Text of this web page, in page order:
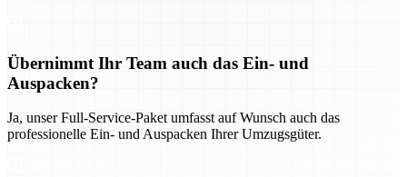
Übernimmt Ihr Team auch das Ein- und
Auspacken?
Ja, unser Full-Service-Paket umfasst auf Wunsch auch das
professionelle Ein- und Auspacken Ihrer Umzugsgüter.